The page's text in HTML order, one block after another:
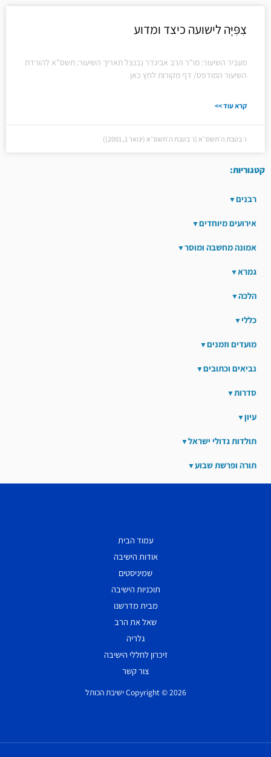
צִפִּיָּה לישועה כיצד ומדוע
מעביר השיעור: מו"ר הרב אביגדר נבנצל תאריך השיעור: תשס"א להורדת
השיעור המודפס/ דף מקורות לחץ כאן
קרא עוד >>
ו׳ בטבת ה׳תשס״א (ו׳ בטבת ה׳תשס״א (ינואר 1, 2001))
קטגוריות:
רבנים
אירועים מיוחדים
אמונה מחשבה ומוסר
גמרא
הלכה
כללי
מועדים וזמנים
נביאים וכתובים
סדרות
עיון
תולדות גדולי ישראל
תורה ופרשת שבוע
עמוד הבית
אודות הישיבה
שמיניסטים
תוכניות הישיבה
מבית מדרשנו
שאל את הרב
גלריה
זיכרון לחללי הישיבה
צור קשר
Copyright © 2026 ישיבת הכותל